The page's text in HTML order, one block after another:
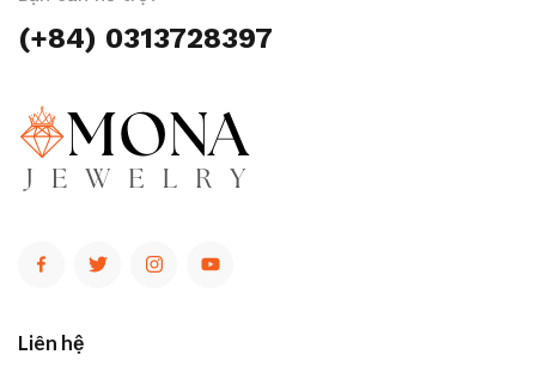
(+84) 0313728397
Liên hệ